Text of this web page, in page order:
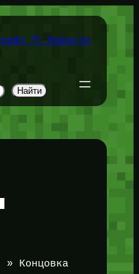
⛏️ Новости
Найти
» Концовка